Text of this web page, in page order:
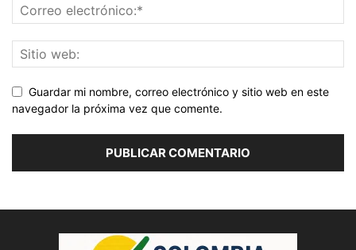
Guardar mi nombre, correo electrónico y sitio web en este
navegador la próxima vez que comente.